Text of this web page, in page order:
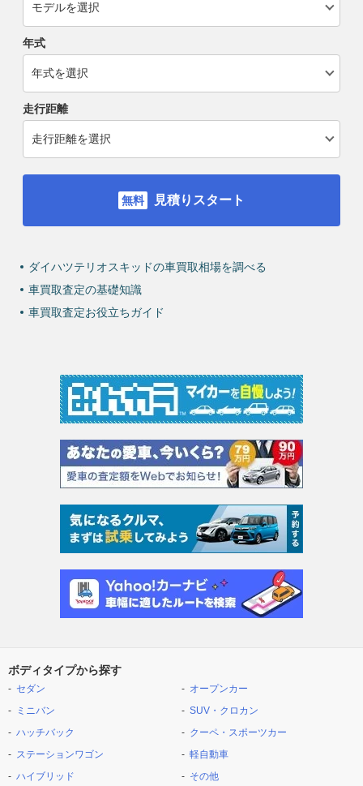
年式
走行距離
見積りスタート
ダイハツテリオスキッドの車買取相場を調べる
車買取査定の基礎知識
車買取査定お役立ちガイド
ボディタイプから探す
セダン
ミニバン
ハッチバック
ステーションワゴン
ハイブリッド
オープンカー
SUV・クロカン
クーペ・スポーツカー
軽自動車
その他